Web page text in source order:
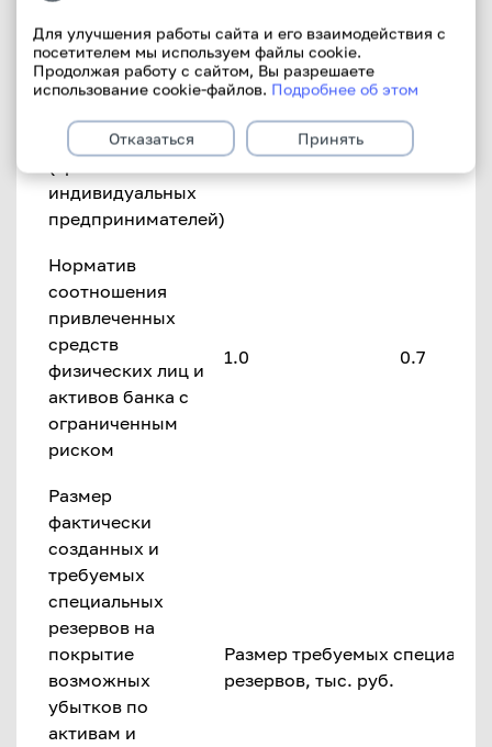
индивидуальных
предпринимателей)
и
взаимосвязанных
физических лиц
индивидуальных
предпринимателей)
5.0%
Норматив
соотношения
привлеченных
средств
физических лиц и
активов банка с
ограниченным
риском
1.0 0.7
Размер
фактически
созданных и
требуемых
специальных
резервов на
покрытие
возможных
убытков по
активам и
Размер требуемых
резервов, тыс. руб.
Для улучшения работы сайта и его взаимодействия с
посетителем мы используем файлы cookie.
Продолжая работу с сайтом, Вы разрешаете
использование cookie-файлов. Подробнее об этом
Отказаться Принять